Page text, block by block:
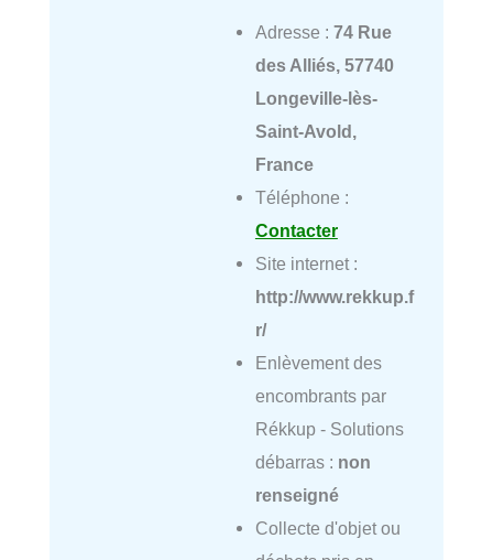
Adresse : 74 Rue
des Alliés, 57740
Longeville-lès-
Saint-Avold,
France
Téléphone :
Contacter
Site internet :
http://www.rekkup.f
r/
Enlèvement des
encombrants par
Rékkup - Solutions
débarras : non
renseigné
Collecte d'objet ou